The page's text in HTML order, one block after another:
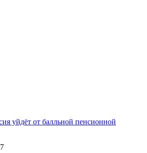
уйдёт от балльной пенсионной